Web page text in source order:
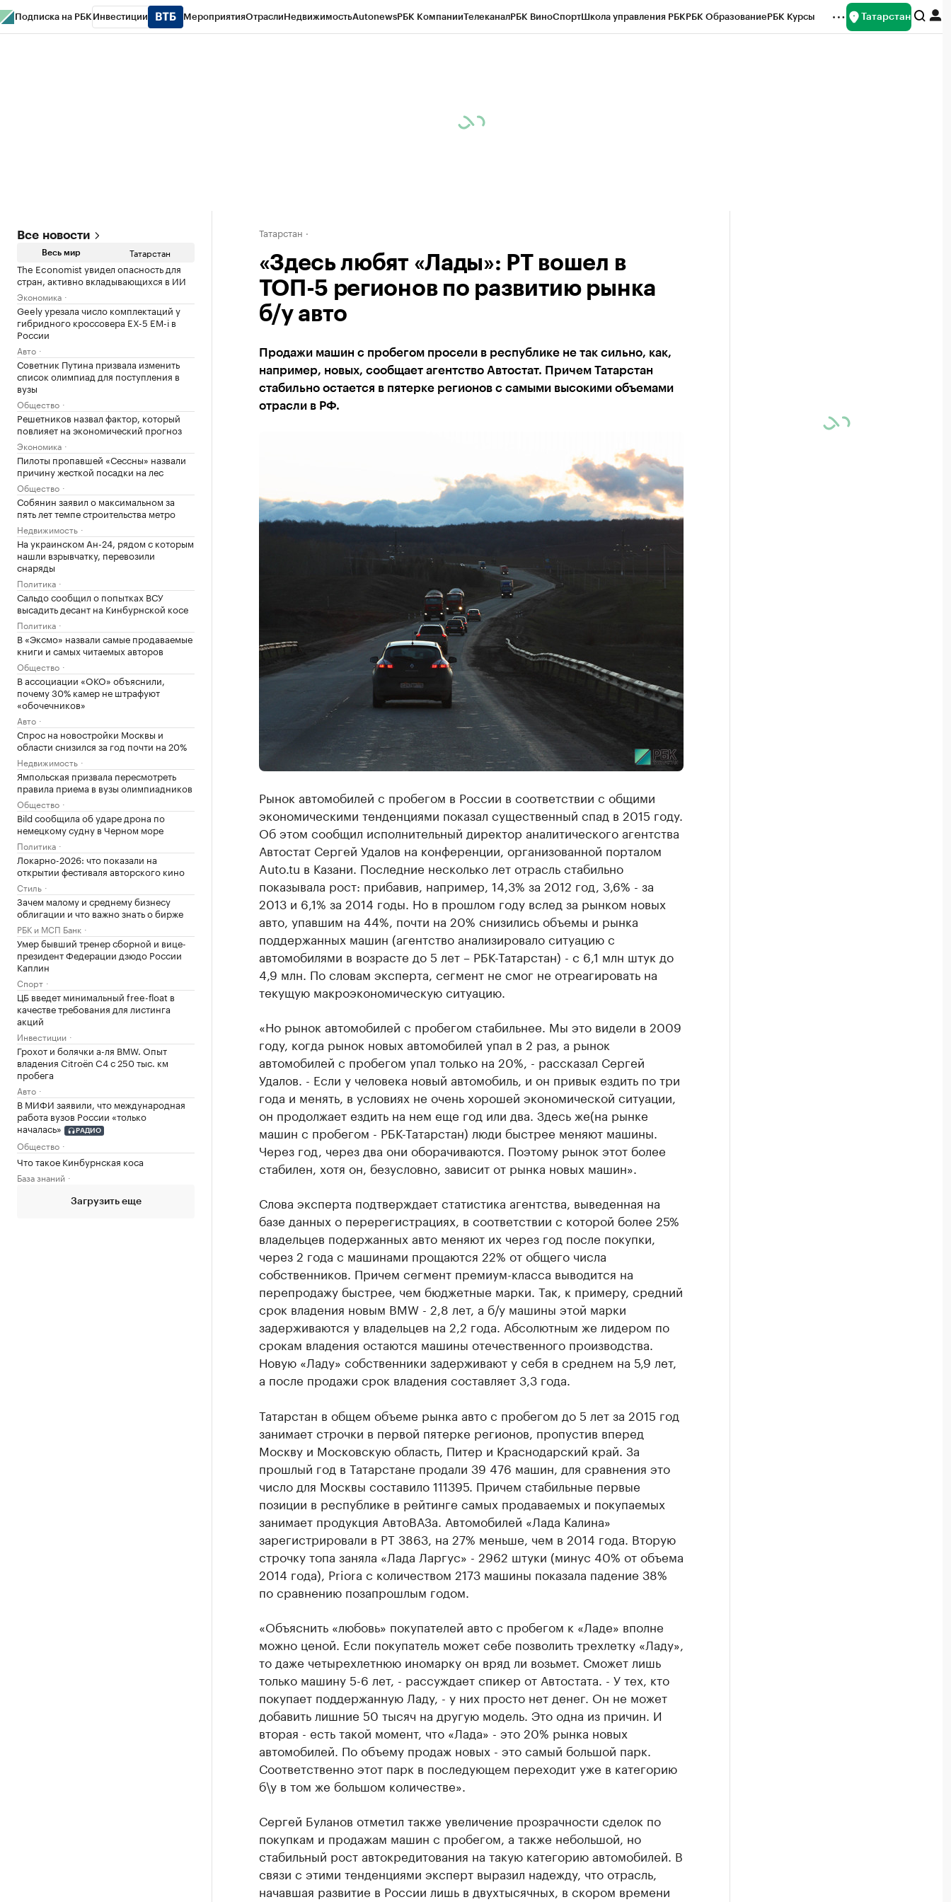
Подписка на РБК Инвестиции МероприятияОтраслиНедвижимостьAutonewsРБК КомпанииТелеканалРБК ВиноСпортШкола управления РБКРБК ОбразованиеРБК Курсы Татарстан
Все новости
Весь мир Татарстан
The Economist увидел опасность для
стран, активно вкладывающихся в ИИ
Экономика
Geely урезала число комплектаций у
гибридного кроссовера EX-5 EM-i в
России
Авто
Советник Путина призвала изменить
список олимпиад для поступления в
вузы
Общество
Решетников назвал фактор, который
повлияет на экономический прогноз
Экономика
Пилоты пропавшей «Сессны» назвали
причину жесткой посадки на лес
Общество
Собянин заявил о максимальном за
пять лет темпе строительства метро
Недвижимость
На украинском Ан-24, рядом с которым
нашли взрывчатку, перевозили
снаряды
Политика
Сальдо сообщил о попытках ВСУ
высадить десант на Кинбурнской косе
Политика
В «Эксмо» назвали самые продаваемые
книги и самых читаемых авторов
Общество
В ассоциации «ОКО» объяснили,
почему 30% камер не штрафуют
«обочечников»
Авто
Спрос на новостройки Москвы и
области снизился за год почти на 20%
Недвижимость
Ямпольская призвала пересмотреть
правила приема в вузы олимпиадников
Общество
Bild сообщила об ударе дрона по
немецкому судну в Черном море
Политика
Локарно-2026: что показали на
открытии фестиваля авторского кино
Стиль
Зачем малому и среднему бизнесу
облигации и что важно знать о бирже
РБК и МСП Банк
Умер бывший тренер сборной и вице-
президент Федерации дзюдо России
Каплин
Спорт
ЦБ введет минимальный free-float в
качестве требования для листинга
акций
Инвестиции
Грохот и болячки а-ля BMW. Опыт
владения Citroёn C4 с 250 тыс. км
пробега
Авто
В МИФИ заявили, что международная
работа вузов России «только
началась»
РАДИО
Общество
Что такое Кинбурнская коса
База знаний
Загрузить еще
Татарстан
«Здесь любят «Лады»: РТ вошел в
ТОП-5 регионов по развитию рынка
б/у авто
Продажи машин с пробегом просели в республике не так сильно, как,
например, новых, сообщает агентство Автостат. Причем Татарстан
стабильно остается в пятерке регионов с самыми высокими объемами
отрасли в РФ.
Рынок автомобилей с пробегом в России в соответствии с общими
экономическими тенденциями показал существенный спад в 2015 году.
Об этом сообщил исполнительный директор аналитического агентства
Автостат Сергей Удалов на конференции, организованной порталом
Auto.tu в Казани. Последние несколько лет отрасль стабильно
показывала рост: прибавив, например, 14,3% за 2012 год, 3,6% - за
2013 и 6,1% за 2014 годы. Но в прошлом году вслед за рынком новых
авто, упавшим на 44%, почти на 20% снизились объемы и рынка
поддержанных машин (агентство анализировало ситуацию с
автомобилями в возрасте до 5 лет – РБК-Татарстан) - с 6,1 млн штук до
4,9 млн. По словам эксперта, сегмент не смог не отреагировать на
текущую макроэкономическую ситуацию.
«Но рынок автомобилей с пробегом стабильнее. Мы это видели в 2009
году, когда рынок новых автомобилей упал в 2 раз, а рынок
автомобилей с пробегом упал только на 20%, - рассказал Сергей
Удалов. - Если у человека новый автомобиль, и он привык ездить по три
года и менять, в условиях не очень хорошей экономической ситуации,
он продолжает ездить на нем еще год или два. Здесь же(на рынке
машин с пробегом - РБК-Татарстан) люди быстрее меняют машины.
Через год, через два они оборачиваются. Поэтому рынок этот более
стабилен, хотя он, безусловно, зависит от рынка новых машин».
Слова эксперта подтверждает статистика агентства, выведенная на
базе данных о перерегистрациях, в соответствии с которой более 25%
владельцев подержанных авто меняют их через год после покупки,
через 2 года с машинами прощаются 22% от общего числа
собственников. Причем сегмент премиум-класса выводится на
перепродажу быстрее, чем бюджетные марки. Так, к примеру, средний
срок владения новым BMW - 2,8 лет, а б/у машины этой марки
задерживаются у владельцев на 2,2 года. Абсолютным же лидером по
срокам владения остаются машины отечественного производства.
Новую «Ладу» собственники задерживают у себя в среднем на 5,9 лет,
а после продажи срок владения составляет 3,3 года.
Татарстан в общем объеме рынка авто с пробегом до 5 лет за 2015 год
занимает строчки в первой пятерке регионов, пропустив вперед
Москву и Московскую область, Питер и Краснодарский край. За
прошлый год в Татарстане продали 39 476 машин, для сравнения это
число для Москвы составило 111395. Причем стабильные первые
позиции в республике в рейтинге самых продаваемых и покупаемых
занимает продукция АвтоВАЗа. Автомобилей «Лада Калина»
зарегистрировали в РТ 3863, на 27% меньше, чем в 2014 года. Вторую
строчку топа заняла «Лада Ларгус» - 2962 штуки (минус 40% от объема
2014 года), Priora с количеством 2173 машины показала падение 38%
по сравнению позапрошлым годом.
«Объяснить «любовь» покупателей авто с пробегом к «Ладе» вполне
можно ценой. Если покупатель может себе позволить трехлетку «Ладу»,
то даже четырехлетнюю иномарку он вряд ли возьмет. Сможет лишь
только машину 5-6 лет, - рассуждает спикер от Автостата. - У тех, кто
покупает поддержанную Ладу, - у них просто нет денег. Он не может
добавить лишние 50 тысяч на другую модель. Это одна из причин. И
вторая - есть такой момент, что «Лада» - это 20% рынка новых
автомобилей. По объему продаж новых - это самый большой парк.
Соответственно этот парк в последующем переходит уже в категорию
б\у в том же большом количестве».
Сергей Буланов отметил также увеличение прозрачности сделок по
покупкам и продажам машин с пробегом, а также небольшой, но
стабильный рост автокредитования на такую категорию автомобилей. В
связи с этими тенденциями эксперт выразил надежду, что отрасль,
начавшая развитие в России лишь в двухтысячных, в скором времени